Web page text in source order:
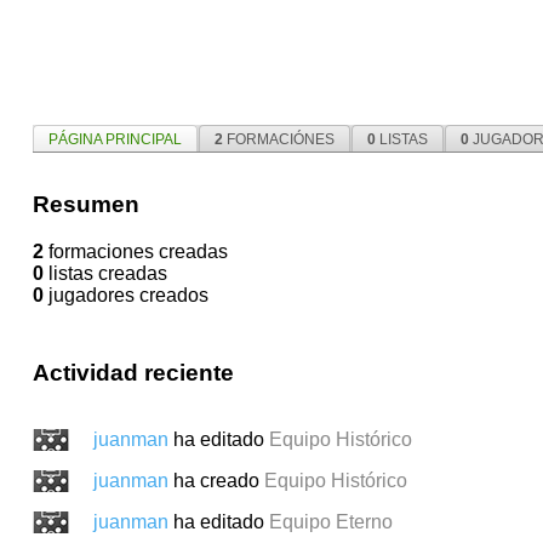
PÁGINA PRINCIPAL 2 FORMACIÓNES 0LISTAS 0
Resumen
2formaciones creadas
0listas creadas
0jugadores creados
Actividad reciente
juanman ha editado Equipo Histórico
juanman ha creado Equipo Histórico
juanman ha editado Equipo Eterno